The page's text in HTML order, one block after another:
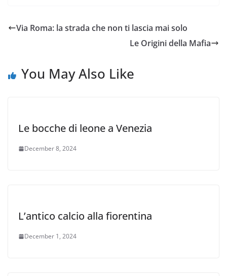
Via Roma: la strada che non ti lascia mai solo
Le Origini della Mafia
You May Also Like
Le bocche di leone a Venezia
December 8, 2024
L’antico calcio alla fiorentina
December 1, 2024